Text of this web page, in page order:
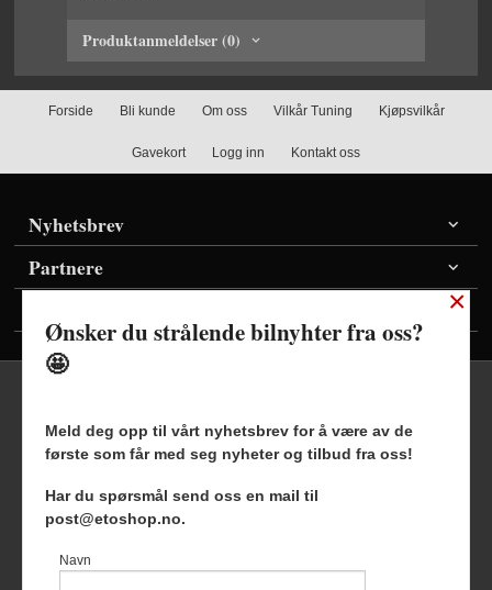
Produktanmeldelser (0)
Forside Bli kunde Om oss Vilkår Tuning Kjøpsvilkår
Gavekort Logg inn Kontakt oss
Nyhetsbrev
Partnere
Frakt Kjøpsbetingelser Sikkerhet og personvern
Nyhetsbrev Blogg
Foretaksregisteret 927127954
×
Ønsker du strålende bilnyhter fra oss?
🤩
Meld deg opp til vårt nyhetsbrev for å være av de
første som får med seg nyheter og tilbud fra oss!
Har du spørsmål send oss en mail til
post@etoshop.no.
Navn